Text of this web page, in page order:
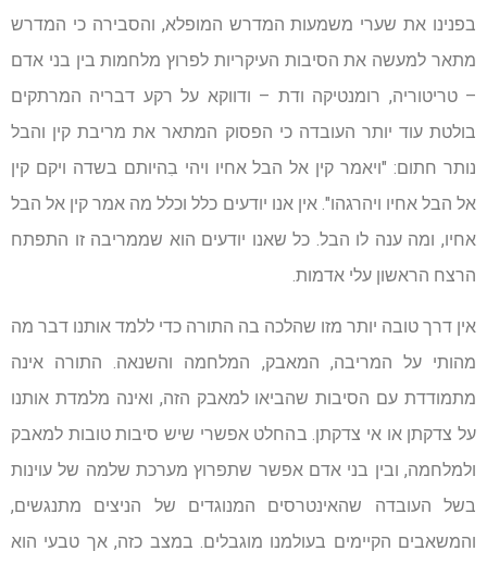
בפנינו את שערי משמעות המדרש המופלא, והסבירה כי המדרש
מתאר למעשה את הסיבות העיקריות לפרוץ מלחמות בין בני אדם
– טריטוריה, רומנטיקה ודת – ודווקא על רקע דבריה המרתקים
בולטת עוד יותר העובדה כי הפסוק המתאר את מריבת קין והבל
נותר חתום: "ויאמר קין אל הבל אחיו ויהי בִהיותם בשדה ויקם קין
אל הבל אחיו ויהרגהו". אין אנו יודעים כלל וכלל מה אמר קין אל הבל
אחיו, ומה ענה לו הבל. כל שאנו יודעים הוא שממריבה זו התפתח
הרצח הראשון עלי אדמות.
אין דרך טובה יותר מזו שהלכה בה התורה כדי ללמד אותנו דבר מה
מהותי על המריבה, המאבק, המלחמה והשנאה. התורה אינה
מתמודדת עם הסיבות שהביאו למאבק הזה, ואינה מלמדת אותנו
על צדקתן או אי צדקתן. בהחלט אפשרי שיש סיבות טובות למאבק
ולמלחמה, ובין בני אדם אפשר שתפרוץ מערכת שלמה של עוינות
בשל העובדה שהאינטרסים המנוגדים של הניצים מתנגשים,
והמשאבים הקיימים בעולמנו מוגבלים. במצב כזה, אך טבעי הוא